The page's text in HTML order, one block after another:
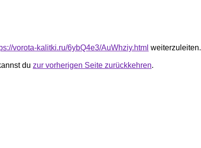
vorota-kalitki.ru/6ybQ4e3/AuWhziy.html weiterzuleiten.
du zur vorherigen Seite zurückkehren.